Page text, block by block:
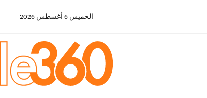
الخميس 6 أغسطس 2026